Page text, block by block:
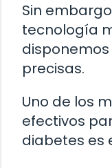
Sin
tecnología
precisas.
Uno de los
efectivos
diabetes es